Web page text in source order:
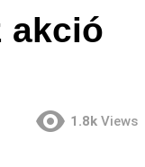
akció
1.8k Views